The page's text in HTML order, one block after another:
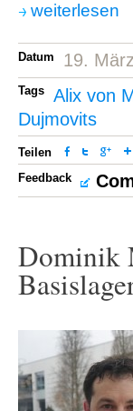
weiterlesen
Datum 19.
Tags Alix von
Dujmovits
Teilen
Feedback
Dominik